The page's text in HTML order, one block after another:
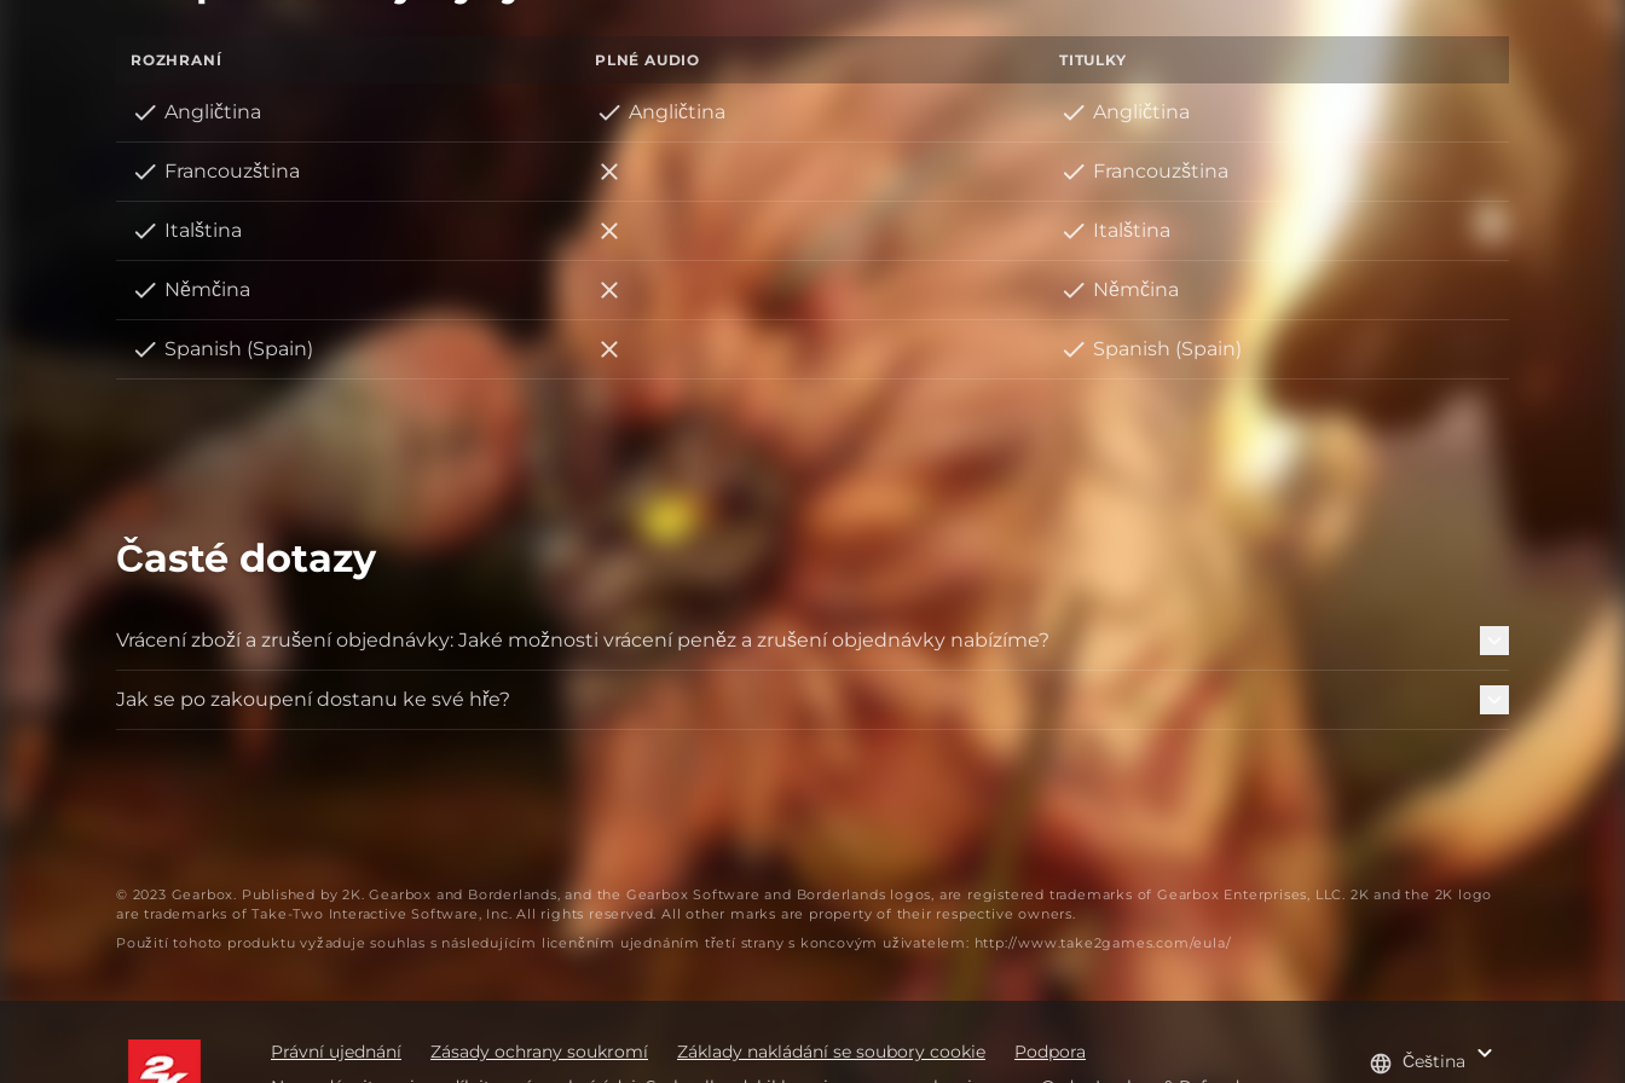
ROZHRANÍ PLNÉ AUDIO TITULKY
Angličtina Angličtina Angličtina
Francouzština
Francouzština
Francouzština
Italština
Italština
Italština
Němčina
Němčina
Němčina
Spanish (Spain)
Spanish (Spain)
Spanish (Spain)
Časté dotazy
Vrácení zboží a zrušení objednávky: Jaké možnosti vrácení peněz a zrušení objednávky nabízíme?
Jak se po zakoupení dostanu ke své hře?
© 2023 Gearbox. Published by 2K. Gearbox and Borderlands, and the Gearbox Software and Borderlands logos, are registered trademarks of Gearbox Enterprises, LLC. 2K and the 2K logo
are trademarks of Take-Two Interactive Software, Inc. All rights reserved. All other marks are property of their respective owners.
Použití tohoto produktu vyžaduje souhlas s následujícím licenčním ujednáním třetí strany s koncovým uživatelem: http://www.take2games.com/eula/
Právní ujednání Zásady ochrany soukromí Základy nakládání se soubory cookie
Podpora
Čeština